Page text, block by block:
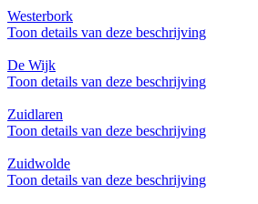
Westerbork
Toon details van deze beschrijving
De Wijk
Toon details van deze beschrijving
Zuidlaren
Toon details van deze beschrijving
Zuidwolde
Toon details van deze beschrijving